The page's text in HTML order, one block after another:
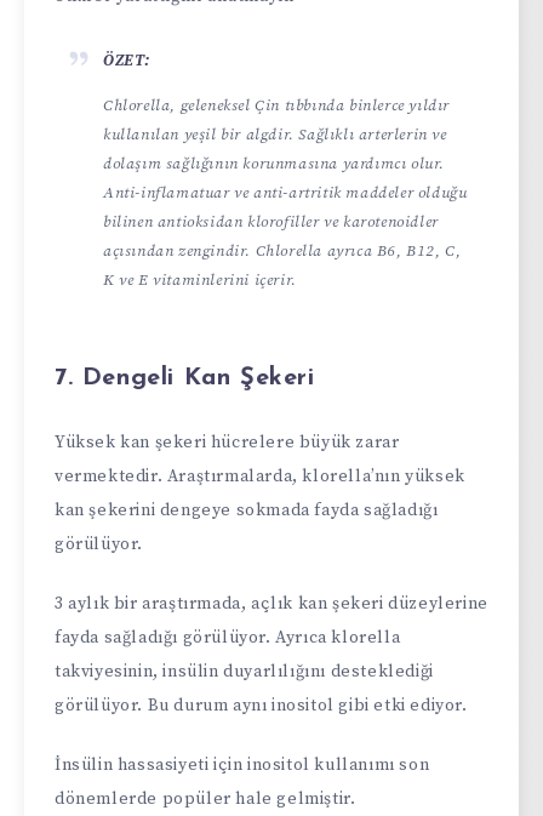
ÖZET:
Chlorella, geleneksel Çin tıbbında binlerce yıldır
kullanılan yeşil bir algdir. Sağlıklı arterlerin ve
dolaşım sağlığının korunmasına yardımcı olur.
Anti-inflamatuar ve anti-artritik maddeler olduğu
bilinen antioksidan klorofiller ve karotenoidler
açısından zengindir. Chlorella ayrıca B6, B12, C,
K ve E vitaminlerini içerir.
7. Dengeli Kan Şekeri
Yüksek kan şekeri hücrelere büyük zarar
vermektedir. Araştırmalarda, klorella’nın yüksek
kan şekerini dengeye sokmada fayda sağladığı
görülüyor.
3 aylık bir araştırmada, açlık kan şekeri düzeylerine
fayda sağladığı görülüyor. Ayrıca klorella
takviyesinin, insülin duyarlılığını desteklediği
görülüyor. Bu durum aynı inositol gibi etki ediyor.
İnsülin hassasiyeti için inositol kullanımı son
dönemlerde popüler hale gelmiştir.